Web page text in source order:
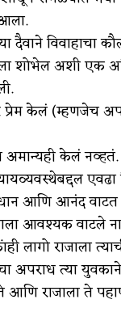
दैवाने विवाहाचा
शोभेल अशी एक
प्रेम केलं (म्हणजेच
अमान्यही केलं नव्हतं.
एवढा
आणि आनंद
आवश्यक वाटले
लागो राजाला
अपराध त्या
आणि राजाला ते